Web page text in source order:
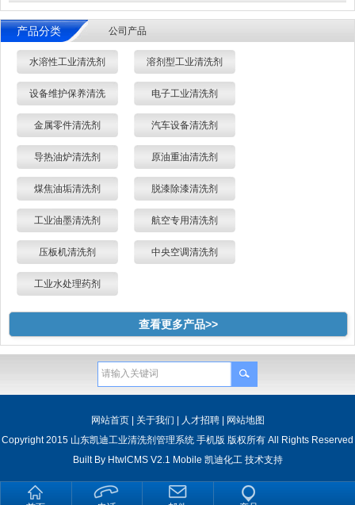
产品分类 公司产品
水溶性工业清洗剂 溶剂型工业清洗剂
设备维护保养清洗 电子工业清洗剂
金属零件清洗剂 汽车设备清洗剂
导热油炉清洗剂 原油重油清洗剂
煤焦油垢清洗剂 脱漆除漆清洗剂
工业油墨清洗剂 航空专用清洗剂
压板机清洗剂 中央空调清洗剂
工业水处理药剂
查看更多产品>>
网站首页| 关于我们 | 人才招聘| 网站地图
Copyright 2015 山东凯迪工业清洗剂管理系统 手机版 版权所有 All Rights Reserved
Built By HtwlCMS V2.1 Mobile 凯迪化工 技术支持